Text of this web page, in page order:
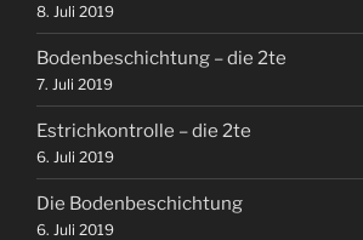
8. Juli 2019
Bodenbeschichtung – die 2te
7. Juli 2019
Estrichkontrolle – die 2te
6. Juli 2019
Die Bodenbeschichtung
6. Juli 2019